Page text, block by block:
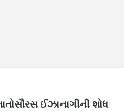
ઈઝાનાગીની શોધ